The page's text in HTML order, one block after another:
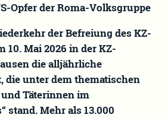
Opfer der Roma-Volksgruppe
der Befreiung des KZ-
10. Mai 2026 in der KZ-
die alljährliche
die unter dem thematischen
Täterinnen im
stand. Mehr als 13.000